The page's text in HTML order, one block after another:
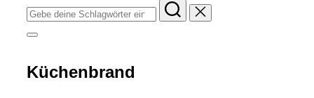
Suchen
nach:
Seitenleiste
umschalten
Küchenbrand